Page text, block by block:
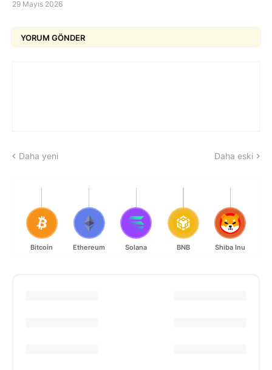
29 Mayıs 2026
YORUM GÖNDER
Daha yeni Daha eski
Bitcoin Ethereum Solana BNB Shiba Inu